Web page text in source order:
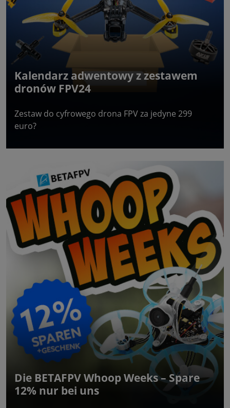
Kalendarz adwentowy z zestawem
dronów FPV24
Zestaw do cyfrowego drona FPV za jedyne 299
euro?
Die BETAFPV Whoop Weeks – Spare
12% nur bei uns